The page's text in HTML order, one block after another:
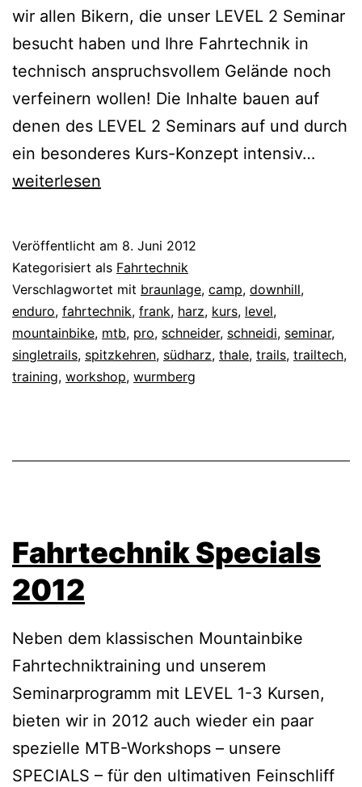
wir allen Bikern, die unser LEVEL 2 Seminar
besucht haben und Ihre Fahrtechnik in
technisch anspruchsvollem Gelände noch
verfeinern wollen! Die Inhalte bauen auf
denen des LEVEL 2 Seminars auf und durch
ein besonderes Kurs-Konzept intensiv…
weiterlesen
Veröffentlicht am 8. Juni 2012
Kategorisiert als Fahrtechnik
Verschlagwortet mit braunlage, camp, downhill,
enduro, fahrtechnik, frank, harz, kurs, level,
mountainbike, mtb, pro, schneider, schneidi, seminar,
singletrails, spitzkehren, südharz, thale, trails, trailtech,
training, workshop, wurmberg
Fahrtechnik Specials
2012
Neben dem klassischen Mountainbike
Fahrtechniktraining und unserem
Seminarprogramm mit LEVEL 1-3 Kursen,
bieten wir in 2012 auch wieder ein paar
spezielle MTB-Workshops – unsere
SPECIALS – für den ultimativen Feinschliff